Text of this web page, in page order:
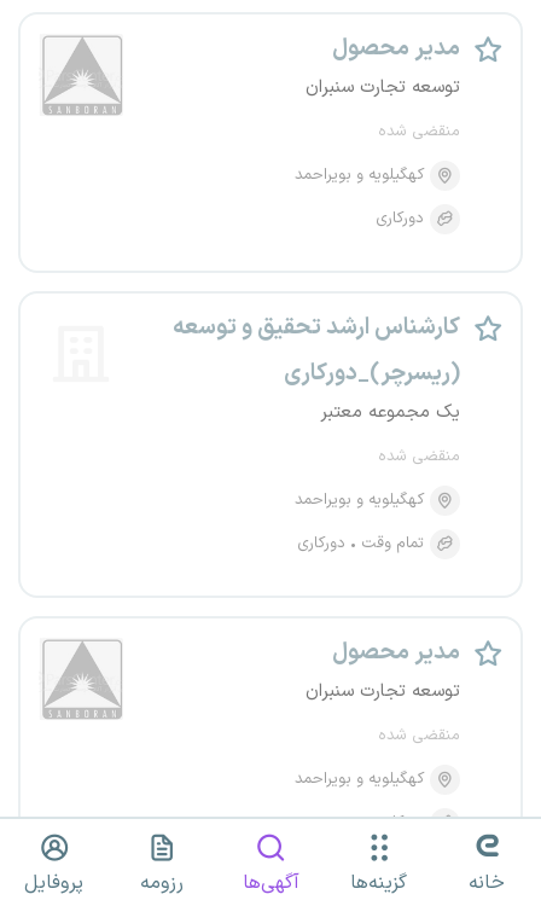
مدیر محصول
توسعه تجارت سنبران
منقضی شده
کهگیلویه و بویراحمد
دورکاری
کارشناس ارشد تحقیق و توسعه
(ریسرچر)_دورکاری
یک مجموعه معتبر
منقضی شده
کهگیلویه و بویراحمد
تمام وقت
دورکاری
مدیر محصول
توسعه تجارت سنبران
منقضی شده
کهگیلویه و بویراحمد
دورکاری
خانه گزینه‌ها آگهی‌ها رزومه پروفایل